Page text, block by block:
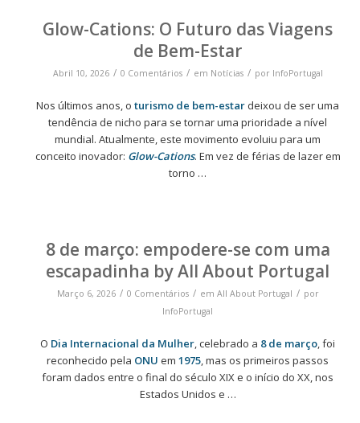
Glow-Cations: O Futuro das Viagens
de Bem-Estar
Abril 10, 2026 / 0 Comentários / em Notícias / por InfoPortugal
Nos últimos anos, o turismo de bem-estar deixou de ser uma
tendência de nicho para se tornar uma prioridade a nível
mundial. Atualmente, este movimento evoluiu para um
conceito inovador: Glow-Cations. Em vez de férias de lazer em
torno …
8 de março: empodere-se com uma
escapadinha by All About Portugal
Março 6, 2026 / 0 Comentários / em All About Portugal / por
InfoPortugal
O Dia Internacional da Mulher, celebrado a 8 de março, foi
reconhecido pela ONU em1975, mas os primeiros passos
foram dados entre o final do século XIX e o início do XX, nos
Estados Unidos e …